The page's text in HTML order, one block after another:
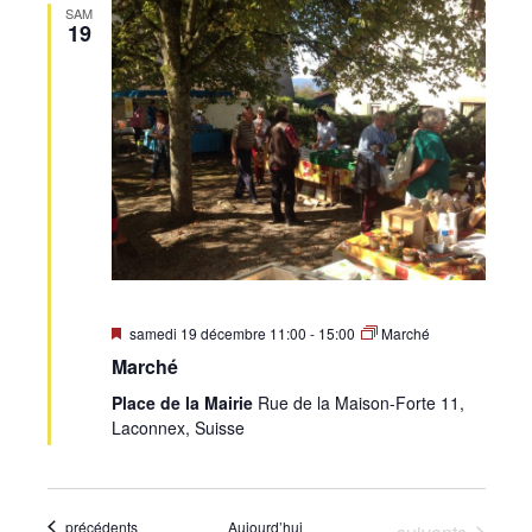
SAM
19
Mis
avant
samedi 19 décembre 11:00 - 15:00 Marché
Marché
Place de la Mairie Rue de la Maison-Forte 11,
Laconnex, Suisse
Évènements
précédents Aujourd’hui